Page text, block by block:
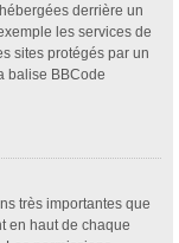
derrière un
les services de
sites protégés par un
balise BBCode
très importantes que
en haut de chaque